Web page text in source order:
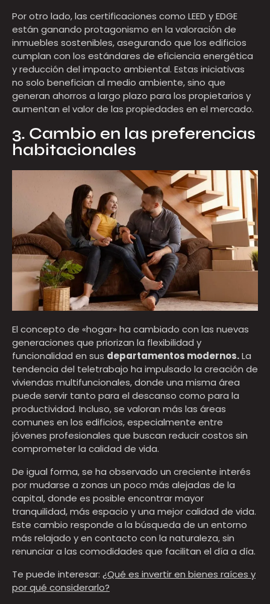
Por otro lado, las certificaciones como LEED y EDGE
están ganando protagonismo en la valoración de
inmuebles sostenibles, asegurando que los edificios
cumplan con los estándares de eficiencia energética
y reducción del impacto ambiental. Estas iniciativas
no solo benefician al medio ambiente, sino que
generan ahorros a largo plazo para los propietarios y
aumentan el valor de las propiedades en el mercado.
3. Cambio en las preferencias
habitacionales
El concepto de «hogar» ha cambiado con las nuevas
generaciones que priorizan la flexibilidad y
funcionalidad en sus departamentos modernos.La
tendencia del teletrabajo ha impulsado la creación de
viviendas multifuncionales, donde una misma área
puede servir tanto para el descanso como para la
productividad. Incluso, se valoran más las áreas
comunes en los edificios, especialmente entre
jóvenes profesionales que buscan reducir costos sin
comprometer la calidad de vida.
De igual forma, se ha observado un creciente interés
por mudarse a zonas un poco más alejadas de la
capital, donde es posible encontrar mayor
tranquilidad, más espacio y una mejor calidad de vida.
Este cambio responde a la búsqueda de un entorno
más relajado y en contacto con la naturaleza, sin
renunciar a las comodidades que facilitan el día a día.
Te puede interesar: ¿Qué es invertir en bienes raíces y
por qué considerarlo?